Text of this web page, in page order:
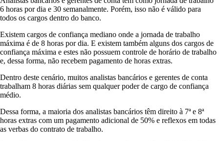
6 horas por dia e 30 semanalmente. Porém, isso não é válido para
todos os cargos dentro do banco.
Existem cargos de confiança mediano onde a jornada de trabalho
máxima é de 8 horas por dia. E existem também alguns dos cargos de
confiança máxima e estes não possuem controle de horário de trabalho
e, dessa forma, não recebem pagamento de horas extras.
Dentro deste cenário, muitos analistas bancários e gerentes de conta
trabalham 8 horas diárias sem qualquer poder de cargo de confiança
médio.
Dessa forma, a maioria dos analistas bancários têm direito à 7ª e 8ª
horas extras com um pagamento adicional de 50% e reflexos em todas
as verbas do contrato de trabalho.